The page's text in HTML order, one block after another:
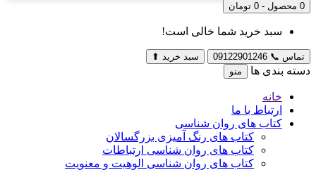
0 محصول - 0 تومان
سبد خرید شما خالی است!
تماس 📞
09122901246 سبد خرید ⬆
دسته بندی ها منو
خانه
ارتباط با ما
کتاب های روان شناسی
کتاب های رنگ آمیزی بزرگسالان
کتاب های روان شناسی ارتباطات
کتاب های روان شناسی الوهیت و معنویت